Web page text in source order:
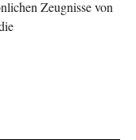
Zeugnisse von